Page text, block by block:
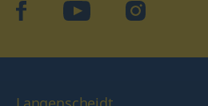
facebookYouTube Instagram